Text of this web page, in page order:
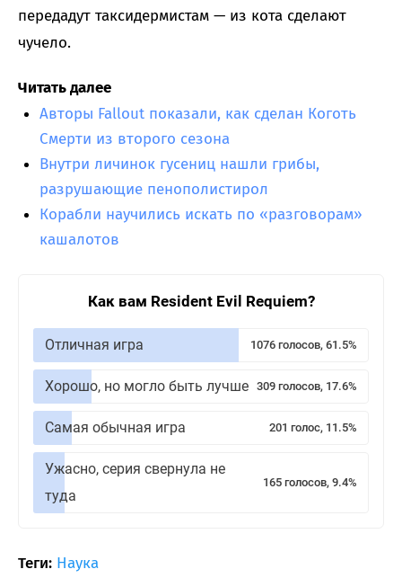
передадут таксидермистам — из кота сделают
чучело.
Читать далее
Авторы Fallout показали, как сделан Коготь
Смерти из второго сезона
Внутри личинок гусениц нашли грибы,
разрушающие пенополистирол
Корабли научились искать по «разговорам»
кашалотов
Как вам Resident Evil Requiem?
Отличная игра 1076 голосов, 61.5%
Хорошо, но могло быть лучше 309 голосов, 17.6%
Самая обычная игра 201 голос, 11.5%
Ужасно, серия свернула не
туда
165 голосов, 9.4%
Теги: Наука